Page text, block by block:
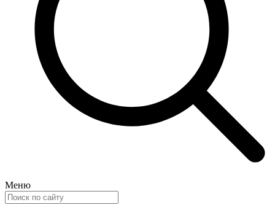
Меню